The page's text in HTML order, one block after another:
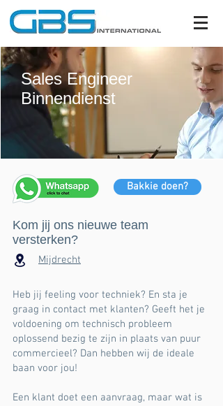
Sales Engineer
Binnendienst
Bakkie doen?
Kom jij ons nieuwe team
versterken?
Mijdrecht
Heb jij feeling voor techniek? En sta je
graag in contact met klanten? Geeft het je
voldoening om technisch probleem
oplossend bezig te zijn in plaats van puur
commercieel? Dan hebben wij de ideale
baan voor jou!
Een klant doet een aanvraag, maar wat is